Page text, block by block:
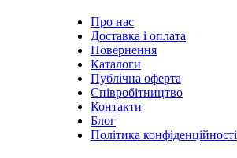
Про нас
Доставка i оплата
Повернення
Каталоги
Публічна оферта
Співробітництво
Контакти
Блог
Політика конфіденційності